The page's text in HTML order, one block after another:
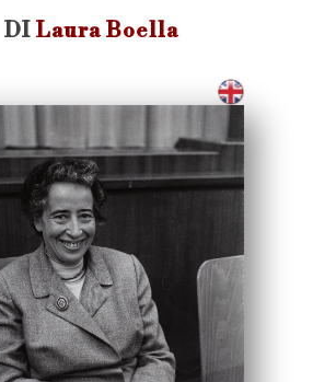
DI Laura Boella